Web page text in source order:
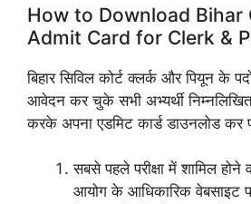
How to Download Bihar
Admit Card for Clerk &
बिहार सिविल कोर्ट क्लर्क और पियून के
आवेदन कर चुके सभी अभ्यर्थी
करके अपना एडमिट कार्ड डाउनलोड कर
सबसे पहले परीक्षा में शामिल होने
आयोग के आधिकारिक वेबसाइट